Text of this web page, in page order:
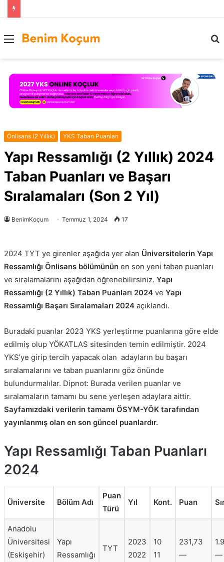
Menü
Önlisans (2 Yıllık) YKS Taban Puanları
Yapı Ressamlığı (2 Yıllık) 2024
Taban Puanları ve Başarı
Sıralamaları (Son 2 Yıl)
BenimKoçum Temmuz 1, 2024 17
2024 TYT ye girenler aşağıda yer alan Üniversitelerin Yapı
Ressamlığı Önlisans bölümününen son yeni taban puanları
ve sıralamalarını aşağıdan öğrenebilirsiniz. Yapı
Ressamlığı (2 Yıllık) Taban Puanları 2024 ve Yapı
Ressamlığı Başarı Sıralamaları 2024 açıklandı.
Buradaki puanlar 2023 YKS yerleştirme puanlarına göre elde
edilmiş olup YÖKATLAS sitesinden temin edilmiştir. 2024
YKS’ye girip tercih yapacak olan adayların bu başarı
sıralamalarını ve taban puanlarını göz önünde
bulundurmalılar. Dipnot: Burada verilen puanlar ve
sıralamaların tamamı bu sene yerleşen adaylara aittir.
Sayfamızdaki verilerin tamamı ÖSYM-YÖK tarafından
yayınlanmış olan en son güncel puanlardır.
Yapı Ressamlığı Taban Puanları
2024
Üniversite Bölüm Adı
Puan
Türü
Yıl Kont. Puan
Anadolu
Üniversitesi
(Eskişehir)
Yapı
Ressamlığı
TYT
2023
2022
10
11
231,73
—
—